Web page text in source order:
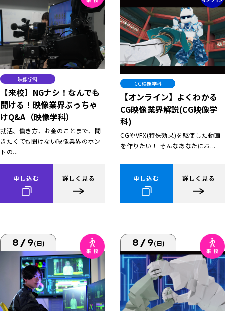
映像学科
【来校】NGナシ！なんでも
聞ける！映像業界ぶっちゃ
けQ&A（映像学科）
就活、働き方、お金のことまで、聞
きたくても聞けない映像業界のホン
トの...
申し込む 詳しく見る
CG映像学科
【オンライン】よくわかる
CG映像業界解説(CG映像学
科)
CGやVFX(特殊効果)を駆使した動画
を作りたい！ そんなあなたにお...
申し込む 詳しく見る
8/9(日) 8/9(日)